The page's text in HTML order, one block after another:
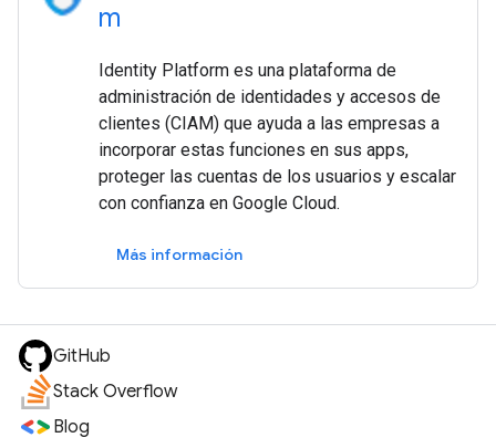
m
Identity Platform es una plataforma de
administración de identidades y accesos de
clientes (CIAM) que ayuda a las empresas a
incorporar estas funciones en sus apps,
proteger las cuentas de los usuarios y escalar
con confianza en Google Cloud.
Más información
GitHub
Stack Overflow
Blog